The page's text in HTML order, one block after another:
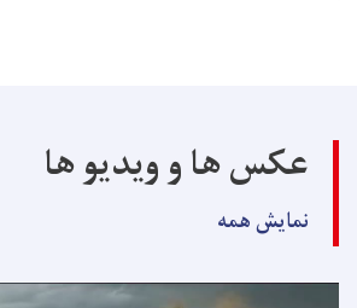
عکس ها و ویدیو ها
نمایش همه